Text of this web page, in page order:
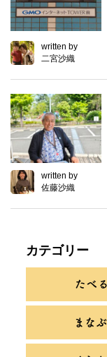
written by
二宮沙織
written by
佐藤沙織
カテゴリー